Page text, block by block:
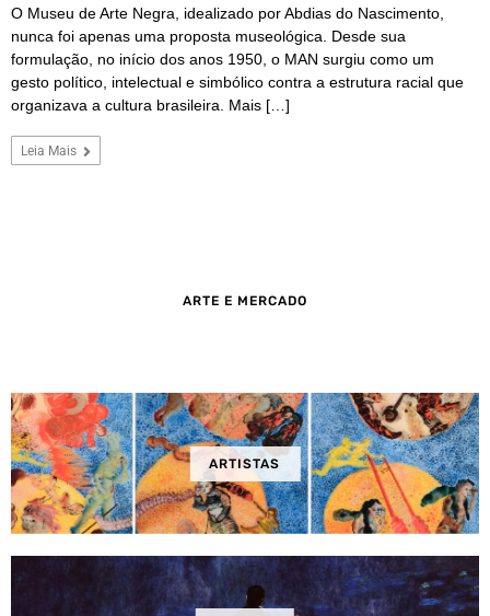
O Museu de Arte Negra, idealizado por Abdias do Nascimento,
nunca foi apenas uma proposta museológica. Desde sua
formulação, no início dos anos 1950, o MAN surgiu como um
gesto político, intelectual e simbólico contra a estrutura racial que
organizava a cultura brasileira. Mais […]
Leia Mais
ARTE E MERCADO
ARTISTAS